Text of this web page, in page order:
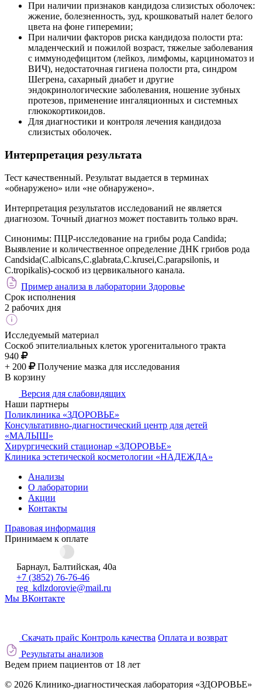
При наличии признаков кандидоза слизистых оболочек:
жжение, болезненность, зуд, крошковатый налет белого
цвета на фоне гиперемии;
При наличии факторов риска кандидоза полости рта:
младенческий и пожилой возраст, тяжелые заболевания
с иммунодефицитом (лейкоз, лимфомы, карциноматоз и
ВИЧ), недостаточная гигиена полости рта, синдром
Шегрена, сахарный диабет и другие
эндокринологические заболевания, ношение зубных
протезов, применение ингаляционных и системных
глюкокортикоидов.
Для диагностики и контроля лечения кандидоза
слизистых оболочек.
Интерпретация результата
Тест качественный. Результат выдается в терминах
«обнаружено» или «не обнаружено».
Интерпретация результатов исследований не является
диагнозом. Точный диагноз может поставить только врач.
Синонимы: ПЦР-исследование на грибы рода Candida;
Выявление и количественное определение ДНК грибов рода
Candsida(C.albicans,С.glabrata,C.krusei,C.parapsilonis, и
C.tropikalis)-соскоб из цервикального канала.
Пример анализа в лаборатории Здоровье
Срок исполнения
2 рабочих дня
Исследуемый материал
Соскоб эпителиальных клеток урогенитального тракта
940
+ 200
Получение мазка для исследования
В корзину
Версия для слабовидящих
Наши партнеры
Поликлиника «ЗДОРОВЬЕ»
Консультативно-диагностический центр для детей
«МАЛЫШ»
Хирургический стационар «ЗДОРОВЬЕ»
Клиника эстетической косметологии «НАДЕЖДА»
Анализы
О лаборатории
Акции
Контакты
Правовая информация
Принимаем к оплате
Барнаул, Балтийская, 40а
+7 (3852) 76-76-46
reg_kdlzdorovie@mail.ru
Мы ВКонтакте
Скачать прайс Контроль качества Оплата и возврат
Результаты анализов
Ведем прием пациентов от 18 лет
© 2026 Клинико-диагностическая лаборатория «ЗДОРОВЬЕ»